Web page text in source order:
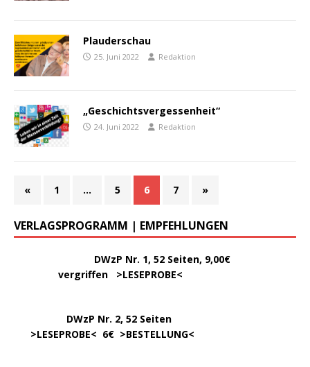
Plauderschau
25. Juni 2022 Redaktion
„Geschichtsvergessenheit“
24. Juni 2022 Redaktion
« 1 … 5 6 7 »
VERLAGSPROGRAMM | EMPFEHLUNGEN
DWzP Nr. 1, 52 Seiten, 9,00€
vergriffen >LESEPROBE<
DWzP Nr. 2, 52 Seiten
>LESEPROBE< 6€ >BESTELLUNG<